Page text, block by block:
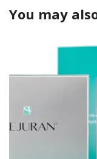
You may